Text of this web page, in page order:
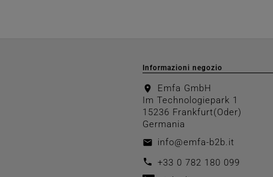
Informazioni negozio
location_on
Emfa GmbH
Im Technologiepark 1
15236 Frankfurt(Oder)
Germania
email info@emfa-b2b.it
call +33 0 782 180 099